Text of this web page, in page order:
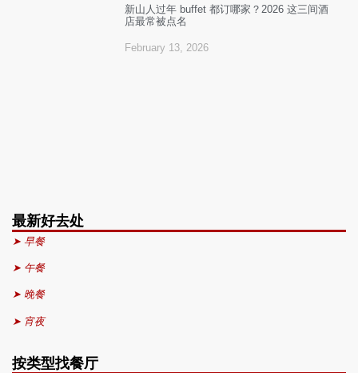
新山人过年 buffet 都订哪家？2026 这三间酒
店最常被点名
February 13, 2026
最新好去处
➤ 早餐
➤ 午餐
➤ 晚餐
➤ 宵夜
按类型找餐厅